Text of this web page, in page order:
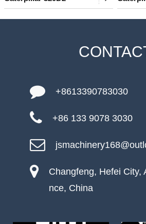
+8613390783030
+86 133 9078 3030
Changfeng, Hefei City,
nce, China